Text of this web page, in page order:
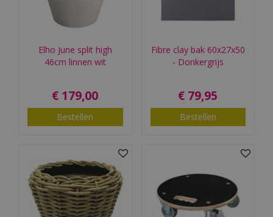
Elho June split high
46cm linnen wit
€ 179,00
Bestellen
Fibre clay bak 60x27x50
- Donkergrijs
€ 79,95
Bestellen